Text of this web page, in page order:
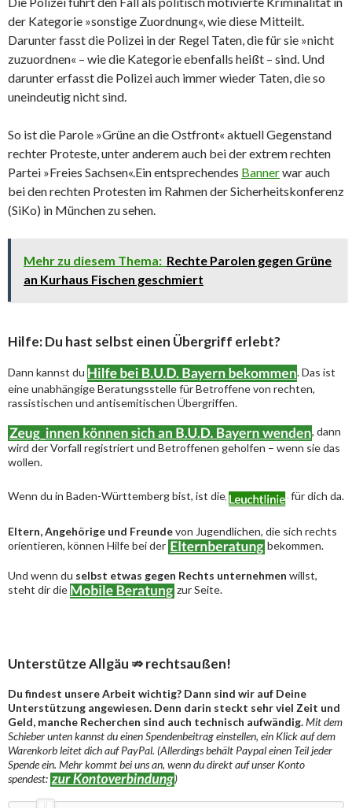
der Kategorie »sonstige Zuordnung«, wie diese Mitteilt.
Darunter fasst die Polizei in der Regel Taten, die für sie »nicht
zuzuordnen« – wie die Kategorie ebenfalls heißt – sind. Und
darunter erfasst die Polizei auch immer wieder Taten, die so
uneindeutig nicht sind.
So ist die Parole »Grüne an die Ostfront« aktuell Gegenstand
rechter Proteste, unter anderem auch bei der extrem rechten
Partei »Freies Sachsen«.Ein entsprechendes Bannerwar auch
bei den rechten Protesten im Rahmen der Sicherheitskonferenz
(SiKo) in München zu sehen.
Mehr zu diesem Thema: Rechte Parolen gegen Grüne
an Kurhaus Fischen geschmiert
Hilfe: Du hast selbst einen Übergriff erlebt?
Dann kannst du
. Das ist
eine unabhängige Beratungsstelle für Betroffene von rechten,
rassistischen und antisemitischen Übergriffen.
, dann
wird der Vorfall registriert und Betroffenen geholfen – wenn sie das
wollen.
Wenn du in Baden-Württemberg bist, ist die für dich da.
Eltern, Angehörige und Freundevon Jugendlichen, die sich rechts
orientieren, können Hilfe bei der
bekommen.
Und wenn du selbst etwas gegen Rechts unternehmen willst,
steht dir die
zur Seite.
Unterstütze Allgäu ⇏ rechtsaußen!
Du findest unsere Arbeit wichtig? Dann sind wir auf Deine
Unterstützung angewiesen. Denn darin steckt sehr viel Zeit und
Geld, manche Recherchen sind auch technisch aufwändig.Mit dem
Schieber unten kannst du einen Spendenbeitrag einstellen, ein Klick auf dem
Warenkorb leitet dich auf PayPal. (Allerdings behält Paypal einen Teil jeder
Spende ein. Mehr kommt bei uns an, wenn du direkt auf unser Konto
spendest:
)